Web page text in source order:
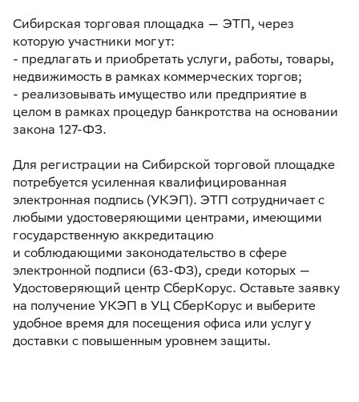
Сибирская торговая площадка — ЭТП, через
которую участники могут:
- предлагать и приобретать услуги, работы, товары,
недвижимость в рамках коммерческих торгов;
- реализовывать имущество или предприятие в
целом в рамках процедур банкротства на основании
закона 127-ФЗ.
Для регистрации на Сибирской торговой площадке
потребуется усиленная квалифицированная
электронная подпись (УКЭП). ЭТП сотрудничает с
любыми удостоверяющими центрами, имеющими
государственную аккредитацию
и соблюдающими законодательство в сфере
электронной подписи (63-ФЗ), среди которых —
Удостоверяющий центр СберКорус. Оставьте заявку
на получение УКЭП в УЦ СберКорус и выберите
удобное время для посещения офиса или услугу
доставки с повышенным уровнем защиты.